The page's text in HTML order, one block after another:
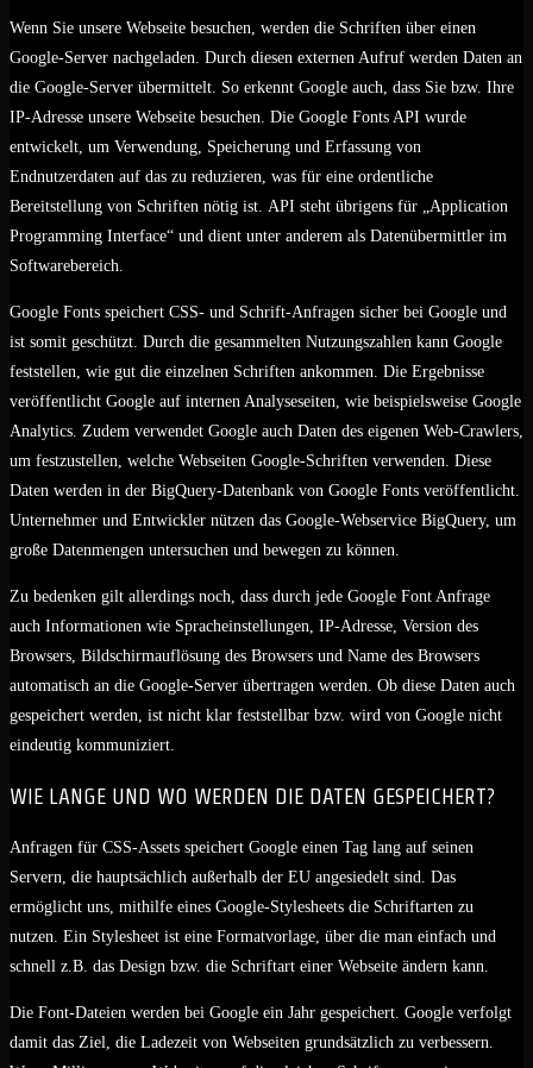
Wenn Sie unsere Webseite besuchen, werden die Schriften über einen
Google-Server nachgeladen. Durch diesen externen Aufruf werden Daten an
die Google-Server übermittelt. So erkennt Google auch, dass Sie bzw. Ihre
IP-Adresse unsere Webseite besuchen. Die Google Fonts API wurde
entwickelt, um Verwendung, Speicherung und Erfassung von
Endnutzerdaten auf das zu reduzieren, was für eine ordentliche
Bereitstellung von Schriften nötig ist. API steht übrigens für „Application
Programming Interface“ und dient unter anderem als Datenübermittler im
Softwarebereich.
Google Fonts speichert CSS- und Schrift-Anfragen sicher bei Google und
ist somit geschützt. Durch die gesammelten Nutzungszahlen kann Google
feststellen, wie gut die einzelnen Schriften ankommen. Die Ergebnisse
veröffentlicht Google auf internen Analyseseiten, wie beispielsweise Google
Analytics. Zudem verwendet Google auch Daten des eigenen Web-Crawlers,
um festzustellen, welche Webseiten Google-Schriften verwenden. Diese
Daten werden in der BigQuery-Datenbank von Google Fonts veröffentlicht.
Unternehmer und Entwickler nützen das Google-Webservice BigQuery, um
große Datenmengen untersuchen und bewegen zu können.
Zu bedenken gilt allerdings noch, dass durch jede Google Font Anfrage
auch Informationen wie Spracheinstellungen, IP-Adresse, Version des
Browsers, Bildschirmauflösung des Browsers und Name des Browsers
automatisch an die Google-Server übertragen werden. Ob diese Daten auch
gespeichert werden, ist nicht klar feststellbar bzw. wird von Google nicht
eindeutig kommuniziert.
WIE LANGE UND WO WERDEN DIE DATEN GESPEICHERT?
Anfragen für CSS-Assets speichert Google einen Tag lang auf seinen
Servern, die hauptsächlich außerhalb der EU angesiedelt sind. Das
ermöglicht uns, mithilfe eines Google-Stylesheets die Schriftarten zu
nutzen. Ein Stylesheet ist eine Formatvorlage, über die man einfach und
schnell z.B. das Design bzw. die Schriftart einer Webseite ändern kann.
Die Font-Dateien werden bei Google ein Jahr gespeichert. Google verfolgt
damit das Ziel, die Ladezeit von Webseiten grundsätzlich zu verbessern.